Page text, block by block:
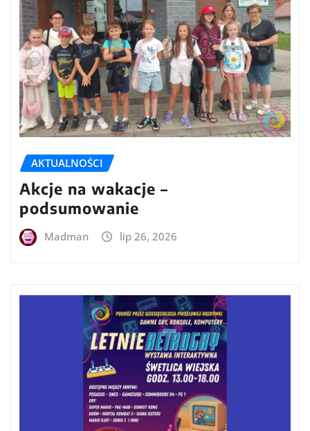
AKTUALNOŚCI
Akcje na wakacje –
podsumowanie
Madman lip 26, 2026